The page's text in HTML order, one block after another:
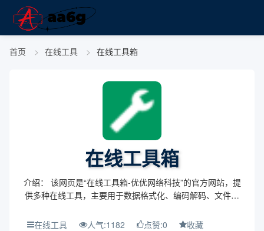
首页 在线工具 在线工具箱
在线工具箱
介绍： 该网页是“在线工具箱-优优网络科技”的官方网站，提
供多种在线工具，主要用于数据格式化、编码解码、文件转
景： 网站的主题围绕提供实用的在线工具，...
在线工具 人气:1182 点赞:0 收藏